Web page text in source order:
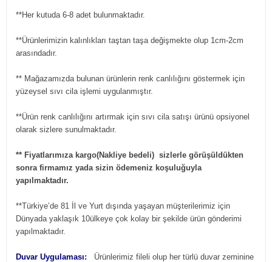
**Her kutuda 6-8 adet bulunmaktadır.
**Ürünlerimizin kalınlıkları taştan taşa değişmekte olup 1cm-2cm
arasındadır.
** Mağazamızda bulunan ürünlerin renk canlılığını göstermek için
yüzeysel sıvı cila işlemi uygulanmıştır.
**Ürün renk canlılığını artırmak için sıvı cila satışı ürünü opsiyonel
olarak sizlere sunulmaktadır.
** Fiyatlarımıza kargo(Nakliye bedeli) sizlerle görüşüldükten
sonra firmamız yada sizin ödemeniz koşuluğuyla
yapılmaktadır.
**Türkiye’de 81 İl ve Yurt dışında yaşayan müşterilerimiz için
Dünyada yaklaşık 10ülkeye çok kolay bir şekilde ürün gönderimi
yapılmaktadır.
Duvar Uygulaması:
Ürünlerimiz fileli olup her türlü duvar zeminine